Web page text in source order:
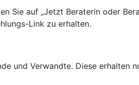
Sie auf „Jetzt Beraterin oder
Link zu erhalten.
und Verwandte. Diese erhalten